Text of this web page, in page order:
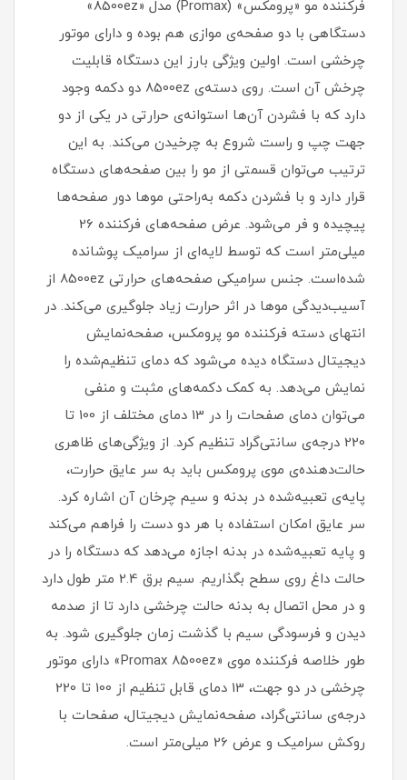
فرکننده مو «پرومکس» (Promax) مدل «8500ez»
دستگاهی با دو صفحه‌ی موازی هم بوده و دارای موتور
چرخشی است. اولین ویژگی بارز این دستگاه قابلیت
چرخش آن است. روی دسته‌ی 8500ez دو دکمه وجود
دارد که با فشردن آن‌ها استوانه‌ی حرارتی در یکی از دو
جهت چپ و راست شروع به چرخیدن می‌کند. به این
ترتیب می‌توان قسمتی از مو را بین صفحه‌های دستگاه
قرار دارد و با فشردن دکمه به‌راحتی موها دور صفحه‌ها
پیچیده و فر می‌شود. عرض صفحه‌های فرکننده 26
میلی‌متر است که توسط لایه‌ای از سرامیک پوشانده
شده‌است. جنس سرامیکی صفحه‌های حرارتی 8500ez از
آسیب‌دیدگی موها در اثر حرارت زیاد جلوگیری می‌کند. در
انتهای دسته فرکننده مو پرومکس، صفحه‌نمایش
دیجیتال دستگاه دیده می‌شود که دمای تنظیم‌شده را
نمایش می‌دهد. به کمک دکمه‌های مثبت و منفی
می‌توان دمای صفحات را در 13 دمای مختلف از 100 تا
220 درجه‌ی سانتی‌گراد تنظیم کرد. از ویژگی‌های ظاهری
حالت‌دهنده‌ی موی پرومکس باید به سر عایق حرارت،
پایه‌ی تعبیه‌شده در بدنه و سیم چرخان آن اشاره کرد.
سر عایق امکان استفاده با هر دو دست را فراهم می‌کند
و پایه تعبیه‌شده در بدنه اجازه می‌دهد که دستگاه را در
حالت داغ روی سطح بگذاریم. سیم برق 2.4 متر طول دارد
و در محل اتصال به بدنه حالت چرخشی دارد تا از صدمه
دیدن و فرسودگی سیم با گذشت زمان جلوگیری شود. به
طور خلاصه فرکننده موی «Promax 8500ez» دارای موتور
چرخشی در دو جهت، 13 دمای قابل تنظیم از 100 تا 220
درجه‌ی سانتی‌گراد، صفحه‌نمایش دیجیتال، صفحات با
روکش سرامیک و عرض 26 میلی‌متر است.